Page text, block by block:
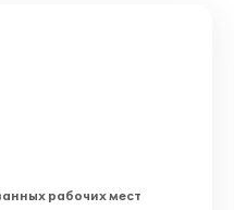
рабочих мест